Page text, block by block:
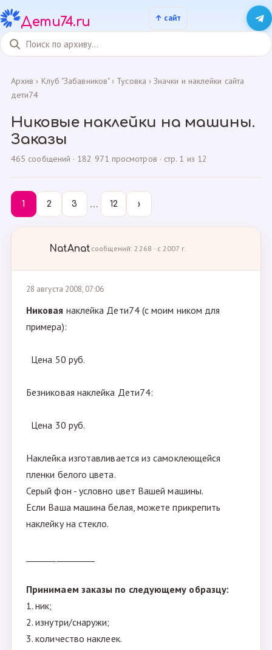
Дети74.ru
Архив › Клуб "Забавников"› Тусовка ›Значки и наклейки сайта
дети74
Никовые наклейки на машины.
Заказы
465 сообщений · 182 971 просмотров · стр. 1 из 12
1 2 3 … 12 ›
NatAnat сообщений: 2268 · с 2007 г.
28 августа 2008, 07:06
Никовая наклейка Дети74 (с моим ником для
примера):
Цена 50 руб.
Безниковая наклейка Дети74:
Цена 30 руб.
Наклейка изготавливается из самоклеющейся
пленки белого цвета.
Серый фон - условно цвет Вашей машины.
Если Ваша машина белая, можете прикрепить
наклейку на стекло.
Принимаем заказы по следующему образцу:
1. ник;
2. изнутри/снаружи;
3. количество наклеек.